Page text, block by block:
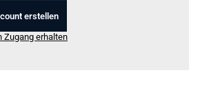
erstellen
Zugang erhalten